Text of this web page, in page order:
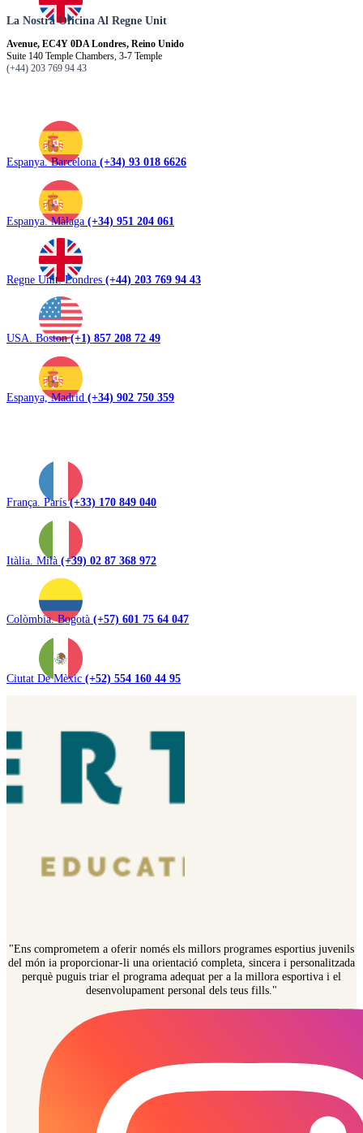
La Nostra Oficina Al Regne Unit
Avenue, EC4Y 0DA Londres, Reino Unido
Suite 140 Temple Chambers, 3-7 Temple
(+44) 203 769 94 43
Espanya. Barcelona (+34) 93 018 6626
Espanya. Màlaga (+34) 951 204 061
Regne Unit. Londres (+44) 203 769 94 43
USA. Boston(+1) 857 208 72 49
Espanya, Madrid (+34) 902 750 359
França. París(+33) 170 849 040
Itàlia. Milà (+39) 02 87 368 972
Colòmbia. Bogotà (+57) 601 75 64 047
Ciutat De Mèxic (+52) 554 160 44 95
"Ens comprometem a oferir només els millors programes esportius juvenils
del món ia proporcionar-li una orientació completa, sincera i personalitzada
perquè puguis triar el programa adequat per a la millora esportiva i el
desenvolupament personal dels teus fills."